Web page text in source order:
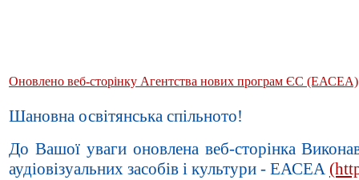
Оновлено веб-сторінку Агентства нових програм ЄС (ЕАСЕА)
Шановна освітянська спільното!
До Вашої уваги оновлена веб-сторінка
аудіовізуальних засобів і культури - ЕАСЕА